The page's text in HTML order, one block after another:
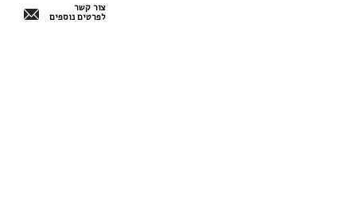
צור קשר
לפרטים נוספים